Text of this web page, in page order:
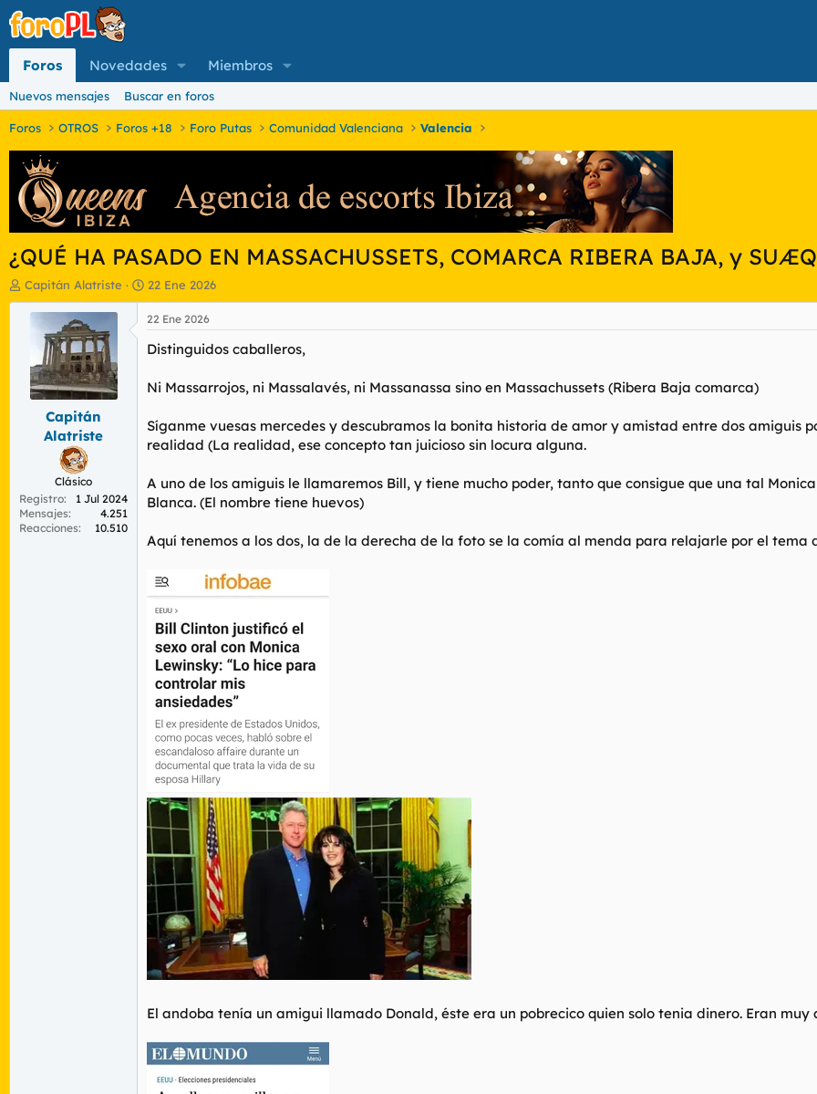
Foros Novedades Miembros
Nuevos mensajes Buscar en foros
Foros OTROS Foros +18 Foro Putas Comunidad Valenciana Valencia
¿QUÉ HA PASADO EN MASSACHUSSETS, COMARCA RIBERA BAJA, y
I
n
a
d
o
e
m
a
Capitán Alatriste
F
e
c
h
a
e
i
c
o
22 Ene 2026
Capitán
Alatriste
Clásico
Registro
1 Jul 2024
Mensajes
4.251
Reacciones
10.510
22 Ene 2026
Distinguidos caballeros,
Ni Massarrojos, ni Massalavés, ni Massanassa sino en Massachussets (Ribera Baja comarca)
Síganme vuesas mercedes y descubramos la bonita historia de amor y amistad entre dos amiguis
realidad (La realidad, ese concepto tan juicioso sin locura alguna.
A uno de los amiguis le llamaremos Bill, y tiene mucho poder, tanto que consigue que una tal
Blanca. (El nombre tiene huevos)
Aquí tenemos a los dos, la de la derecha de la foto se la comía al menda para relajarle por el tema
El andoba tenía un amigui llamado Donald, éste era un pobrecico quien solo tenia dinero. Eran muy